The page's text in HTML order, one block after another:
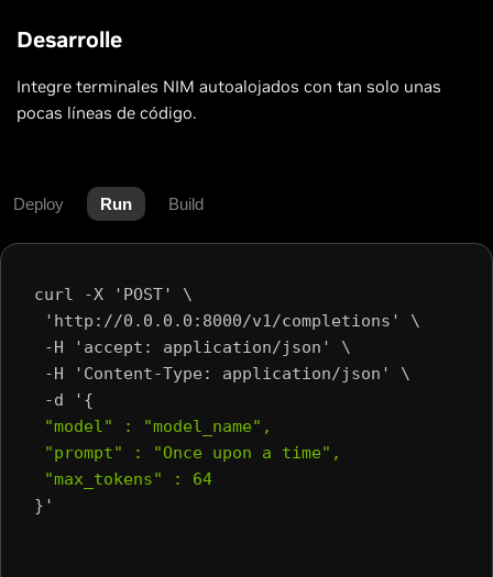
Desarrolle
Integre terminales NIM autoalojados con tan solo unas
pocas líneas de código.
Deploy Run Build
curl -X 'POST' \
'http://0.0.0.0:8000/v1/completions' \
-H 'accept: application/json' \
-H 'Content-Type: application/json' \
-d '{
"model" : "model_name",
"prompt" : "Once upon a time",
"max_tokens" : 64
}'